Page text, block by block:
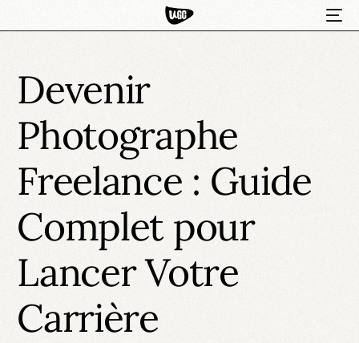
Devenir
Photographe
Freelance : Guide
Complet pour
Lancer Votre
Carrière
HOT